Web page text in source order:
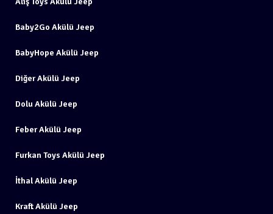
Baby2Go Akülü Jeep
BabyHope Akülü Jeep
Diğer Akülü Jeep
Dolu Akülü Jeep
Feber Akülü Jeep
Furkan Toys Akülü Jeep
İthal Akülü Jeep
Kraft Akülü Jeep